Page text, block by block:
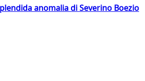
anomalia di Severino Boezio